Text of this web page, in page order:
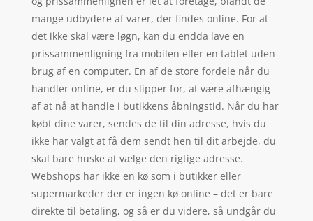
mange udbydere af varer, der findes online. For at
det ikke skal være løgn, kan du endda lave en
prissammenligning fra mobilen eller en tablet uden
brug af en computer. En af de store fordele når du
handler online, er du slipper for, at være afhængig
af at nå at handle i butikkens åbningstid. Når du har
købt dine varer, sendes de til din adresse, hvis du
ikke har valgt at få dem sendt hen til dit arbejde, du
skal bare huske at vælge den rigtige adresse.
Webshops har ikke en kø som i butikker eller
supermarkeder der er ingen kø online – det er bare
direkte til betaling, og så er du videre, så undgår du